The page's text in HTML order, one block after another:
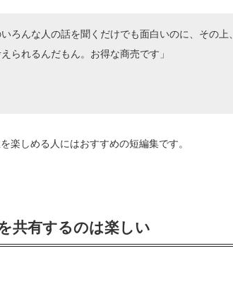
いろんな人の話を聞くだけでも面白いのに、その
られるんだもん。お得な商売です」
楽しめる人にはおすすめの短編集です。
共有するのは楽しい